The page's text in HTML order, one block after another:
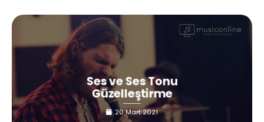
Ses ve Ses Tonu
Güzelleştirme
20 Mart 2021